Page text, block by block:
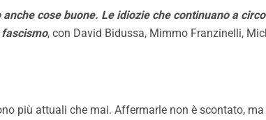
cose buone. Le idiozie che continuano a
fascismo, con David Bidussa, Mimmo Franzinelli,
più attuali che mai. Affermarle non è scontato,